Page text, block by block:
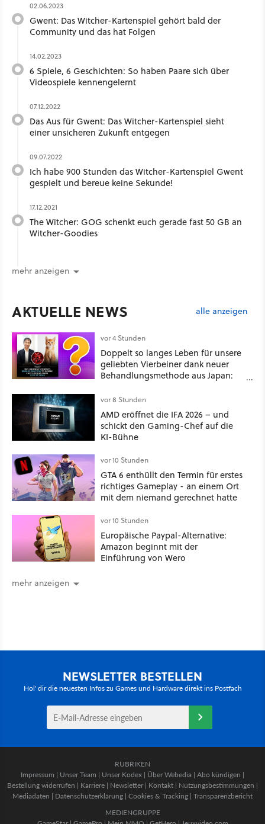
02.06.2023
Gwent: Das Witcher-Kartenspiel gehört bald der
Community und das hat Folgen
14.02.2023
6 Spiele, 6 Geschichten: So haben Paare sich über
Videospiele kennengelernt
07.12.2022
Das Aus für Gwent: Das Witcher-Kartenspiel sieht
einer unsicheren Zukunft entgegen
09.07.2022
Ich habe 900 Stunden das Witcher-Kartenspiel Gwent
gespielt und bereue keine Sekunde!
17.12.2021
The Witcher: GOG schenkt euch gerade fast 50 GB an
Witcher-Goodies
mehr anzeigen
AKTUELLE NEWS alle anzeigen
vor 4 Stunden
Doppelt so langes Leben für unsere
geliebten Vierbeiner dank neuer
Behandlungsmethode aus Japan:
Kommentare zeigt, dass es nicht so
einfach ist
vor 8 Stunden
AMD eröffnet die IFA 2026 – und
schickt den Gaming-Chef auf die
KI-Bühne
vor 10 Stunden
GTA 6 enthüllt den Termin für erstes
richtiges Gameplay - an einem Ort
mit dem niemand gerechnet hatte
vor 10 Stunden
Europäische Paypal-Alternative:
Amazon beginnt mit der
Einführung von Wero
mehr anzeigen
NEWSLETTER BESTELLEN
Hol' dir die neuesten Infos zu Games und Hardware direkt ins Postfach
RUBRIKEN
Impressum | Unser Team | Unser Kodex | Über Webedia | Abo kündigen |
Bestellung widerrufen | Karriere | Newsletter | Kontakt | Nutzungsbestimmungen |
Mediadaten | Datenschutzerklärung | Cookies & Tracking | Transparenzbericht
MEDIENGRUPPE